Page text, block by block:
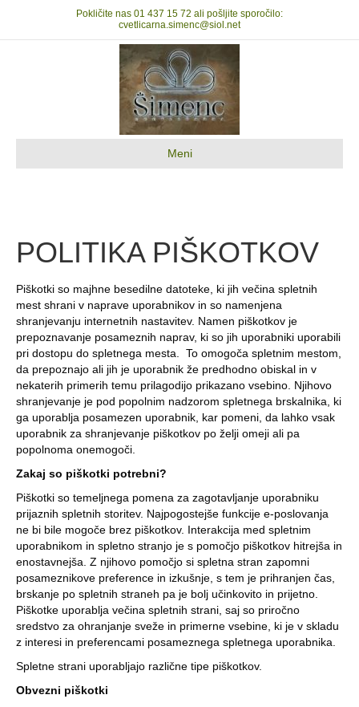
Pokličite nas 01 437 15 72 ali pošljite sporočilo:
cvetlicarna.simenc@siol.net
Meni
POLITIKA PIŠKOTKOV
Piškotki so majhne besedilne datoteke, ki jih večina spletnih
mest shrani v naprave uporabnikov in so namenjena
shranjevanju internetnih nastavitev. Namen piškotkov je
prepoznavanje posameznih naprav, ki so jih uporabniki uporabili
pri dostopu do spletnega mesta. To omogoča spletnim mestom,
da prepoznajo ali jih je uporabnik že predhodno obiskal in v
nekaterih primerih temu prilagodijo prikazano vsebino. Njihovo
shranjevanje je pod popolnim nadzorom spletnega brskalnika, ki
ga uporablja posamezen uporabnik, kar pomeni, da lahko vsak
uporabnik za shranjevanje piškotkov po želji omeji ali pa
popolnoma onemogoči.
Zakaj so piškotki potrebni?
Piškotki so temeljnega pomena za zagotavljanje uporabniku
prijaznih spletnih storitev. Najpogostejše funkcije e-poslovanja
ne bi bile mogoče brez piškotkov. Interakcija med spletnim
uporabnikom in spletno stranjo je s pomočjo piškotkov hitrejša in
enostavnejša. Z njihovo pomočjo si spletna stran zapomni
posameznikove preference in izkušnje, s tem je prihranjen čas,
brskanje po spletnih straneh pa je bolj učinkovito in prijetno.
Piškotke uporablja večina spletnih strani, saj so priročno
sredstvo za ohranjanje sveže in primerne vsebine, ki je v skladu
z interesi in preferencami posameznega spletnega uporabnika.
Spletne strani uporabljajo različne tipe piškotkov.
Obvezni piškotki